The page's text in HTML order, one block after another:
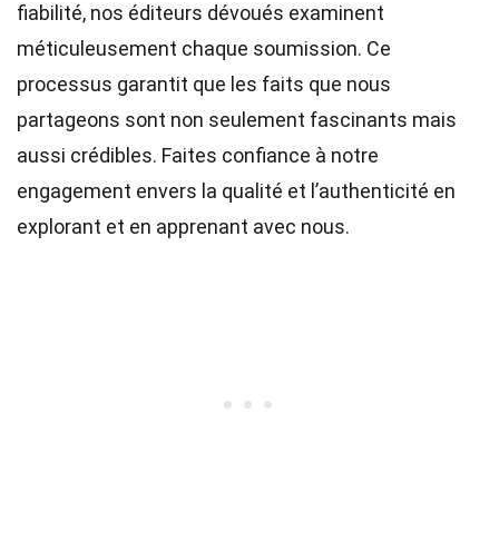
fiabilité, nos éditeurs dévoués examinent
méticuleusement chaque soumission. Ce
processus garantit que les faits que nous
partageons sont non seulement fascinants mais
aussi crédibles. Faites confiance à notre
engagement envers la qualité et l’authenticité en
explorant et en apprenant avec nous.